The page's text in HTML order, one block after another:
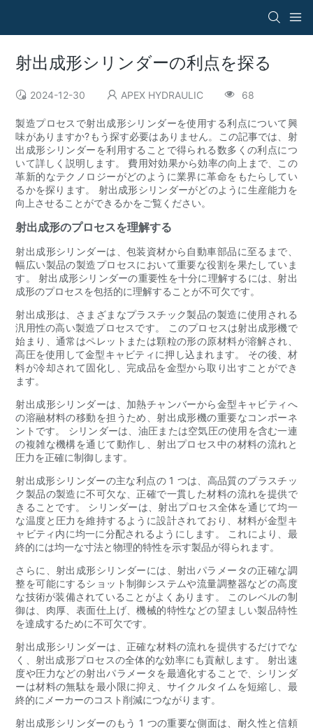
射出成形シリンダーの利点を探る
2024-12-30 APEX HYDRAULIC 68
製造プロセスで射出成形シリンダーを使用する利点について興
味がありますか?もう探す必要はありません。この記事では、射
出成形シリンダーを利用することで得られる数多くの利点につ
いて詳しく説明します。 費用対効果から効率の向上まで、この
革新的なテクノロジーがどのように業界に革命をもたらしてい
るかを探ります。 射出成形シリンダーがどのように生産能力を
向上させることができるかをご覧ください。
射出成形のプロセスを理解する
射出成形シリンダーは、包装資材から自動車部品に至るまで、
幅広い製品の製造プロセスにおいて重要な役割を果たしていま
す。 射出成形シリンダーの重要性を十分に理解するには、射出
成形のプロセスを包括的に理解することが不可欠です。
射出成形は、さまざまなプラスチック製品の製造に使用される
汎用性の高い製造プロセスです。 このプロセスは射出成形機で
始まり、通常はペレットまたは顆粒の形の原材料が溶解され、
高圧を使用して金型キャビティに押し込まれます。 その後、材
料が冷却されて固化し、完成品を金型から取り出すことができ
ます。
射出成形シリンダーは、加熱チャンバーから金型キャビティへ
の溶融材料の移動を担うため、射出成形機の重要なコンポーネ
ントです。 シリンダーは、油圧または空気圧の使用を含む一連
の複雑な機構を通じて動作し、射出プロセス中の材料の流れと
圧力を正確に制御します。
射出成形シリンダーの主な利点の 1 つは、高品質のプラスチッ
ク製品の製造に不可欠な、正確で一貫した材料の流れを提供で
きることです。 シリンダーは、射出プロセス全体を通じて均一
な温度と圧力を維持するように設計されており、材料が金型キ
ャビティ内に均一に分配されるようにします。 これにより、最
終的には均一な寸法と物理的特性を示す製品が得られます。
さらに、射出成形シリンダーには、射出パラメータの正確な調
整を可能にするショット制御システムや流量調整器などの高度
な技術が装備されていることがよくあります。 このレベルの制
御は、肉厚、表面仕上げ、機械的特性などの望ましい製品特性
を達成するために不可欠です。
射出成形シリンダーは、正確な材料の流れを提供するだけでな
く、射出成形プロセスの全体的な効率にも貢献します。 射出速
度や圧力などの射出パラメータを最適化することで、シリンダ
ーは材料の無駄を最小限に抑え、サイクルタイムを短縮し、最
終的にメーカーのコスト削減につながります。
射出成形シリンダーのもう 1 つの重要な側面は、耐久性と信頼